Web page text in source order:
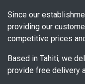
Since our
providing our
competitive prices
Based in Tahiti, we
provide free delivery